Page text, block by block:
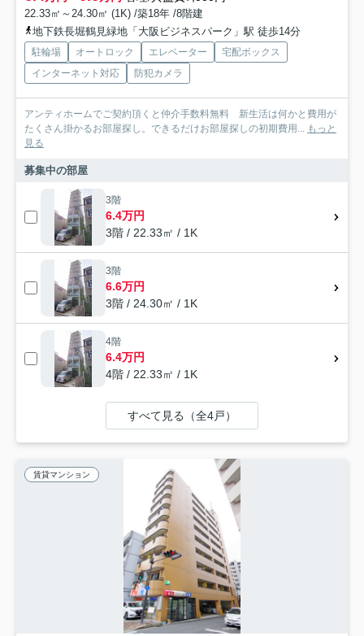
22.33㎡～24.30㎡ (1K) /築18年 /8階建
地下鉄長堀鶴見緑地「大阪ビジネスパーク」駅 徒歩14分
駐輪場 オートロック エレベーター
宅配ボックス
インターネット対応
防犯カメラ
アンティホームでご契約頂くと仲介手数料無料 新生活は何かと費用が
たくさん掛かるお部屋探し。できるだけお部屋探しの初期費用... もっと
見る
募集中の部屋
3階
6.4万円
3階 / 22.33㎡ / 1K
3階
6.6万円
3階 / 24.30㎡ / 1K
4階
6.4万円
4階 / 22.33㎡ / 1K
すべて見る（全4戸）
賃貸マンション